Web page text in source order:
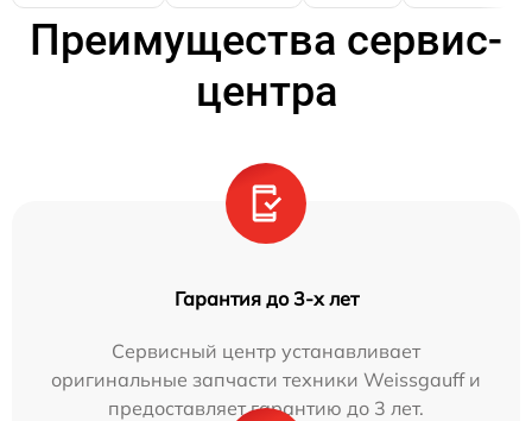
Преимущества сервис-
центра
Гарантия до 3-х лет
Сервисный центр устанавливает
оригинальные запчасти техники Weissgauff и
предоставляет гарантию до 3 лет.